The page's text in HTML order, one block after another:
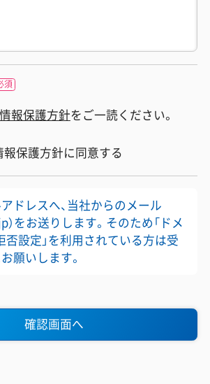
報保護方針をご一読ください。
報保護方針に同意する
ドレスへ、当社からのメール
）をお送りします。そのため「ドメ
設定」を利用されている方は受
願いします。
確認画面へ